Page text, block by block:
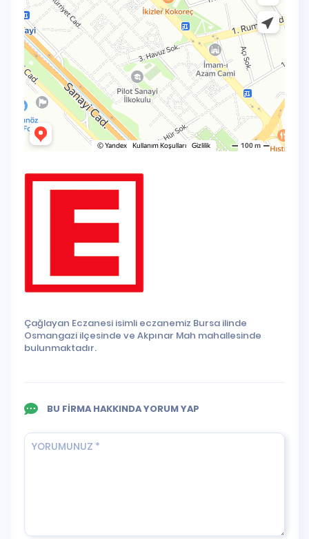
Çağlayan Eczanesi isimli eczanemiz Bursa ilinde
Osmangazi ilçesinde ve Akpınar Mah mahallesinde
bulunmaktadır.
BU FİRMA HAKKINDA YORUM YAP